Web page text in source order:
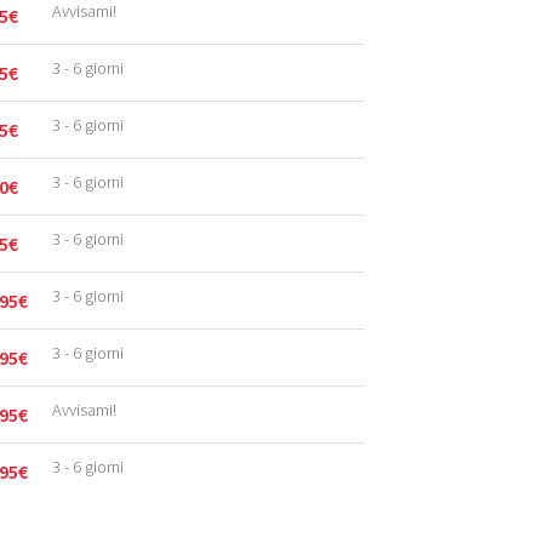
€ Avvisami!
€ 3 - 6 giorni
€ 3 - 6 giorni
€ 3 - 6 giorni
€ 3 - 6 giorni
€ 3 - 6 giorni
€ 3 - 6 giorni
€ Avvisami!
€ 3 - 6 giorni